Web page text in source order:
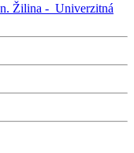
Žilina - Univerzitná